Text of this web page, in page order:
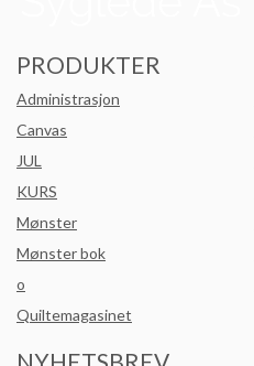
PRODUKTER
Administrasjon
Canvas
JUL
KURS
Mønster
Mønster bok
o
Quiltemagasinet